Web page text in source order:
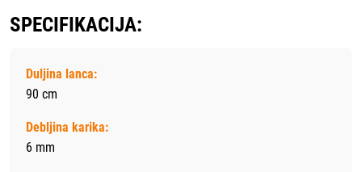
SPECIFIKACIJA:
Duljina lanca:
90 cm
Debljina karika:
6 mm